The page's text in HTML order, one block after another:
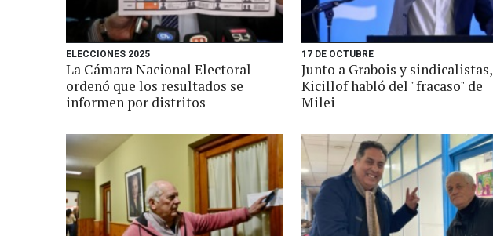
ELECCIONES 2025
La Cámara Nacional Electoral
ordenó que los resultados se
informen por distritos
17 DE OCTUBRE
Junto a Grabois y sindicalistas,
Kicillof habló del "fracaso" de
Milei